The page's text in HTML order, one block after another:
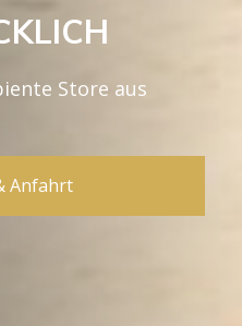
Store aus
Anfahrt